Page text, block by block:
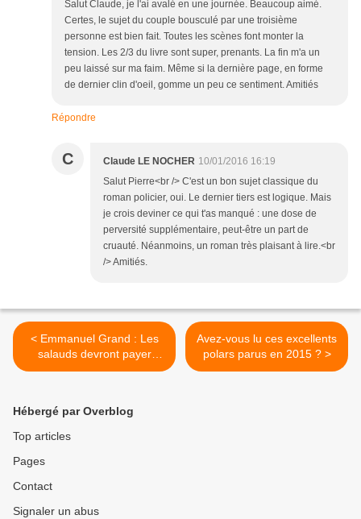
Salut Claude, je l'ai avalé en une journée. Beaucoup aimé.
Certes, le sujet du couple bousculé par une troisième
personne est bien fait. Toutes les scènes font monter la
tension. Les 2/3 du livre sont super, prenants. La fin m'a un
peu laissé sur ma faim. Même si la dernière page, en forme
de dernier clin d'oeil, gomme un peu ce sentiment. Amitiés
Répondre
C Claude LE NOCHER 10/01/2016 16:19
Salut Pierre<br /> C'est un bon sujet classique du
roman policier, oui. Le dernier tiers est logique. Mais
je crois deviner ce qui t'as manqué : une dose de
perversité supplémentaire, peut-être un part de
cruauté. Néanmoins, un roman très plaisant à lire.<br
/> Amitiés.
< Emmanuel Grand : Les
salauds devront payer
(Éd.Liana Levi, 2016)
Avez-vous lu ces excellents
polars parus en 2015 ? >
Hébergé par Overblog
Top articles
Pages
Contact
Signaler un abus